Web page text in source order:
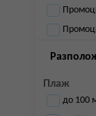
Плаж
до 100